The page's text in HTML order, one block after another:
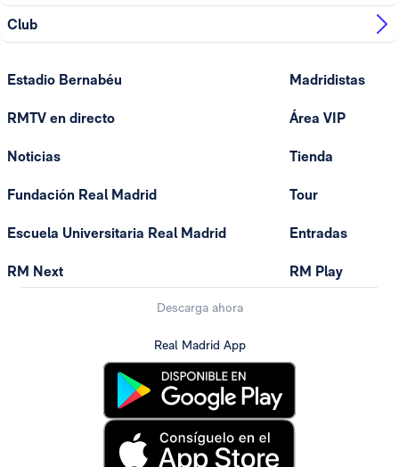
Club
Estadio Bernabéu
RMTV en directo
Noticias
Fundación Real Madrid
Escuela Universitaria Real Madrid
RM Next
Madridistas
Área VIP
Tienda
Tour
Entradas
RM Play
Descarga ahora
Real Madrid App